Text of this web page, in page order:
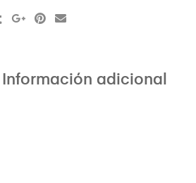
Información adicional